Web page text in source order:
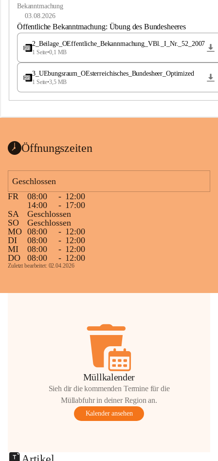
e
a
Bekanntmachung
03.08.2026
Öffentliche Bekanntmachung: Übung des Bundesheeres
2_Beilage_OEffentliche_Bekannmachung_VBl._I_Nr._52_2007
1 Seite•0,1 MB
3_UEbungsraum_OEsterreichisches_Bundesheer_Optimized
1 Seite•3,5 MB
Öffnungszeiten
Geschlossen
FR
08:00 - 12:00
14:00
- 17:00
SA
Geschlossen
SO
Geschlossen
MO 08:00 - 12:00
DI
08:00 - 12:00
MI
08:00 - 12:00
DO
08:00 - 12:00
Zuletzt bearbeitet: 02.04.2026
Müllkalender
Sieh dir die kommenden Termine für die
Müllabfuhr in deiner Region an.
Kalender ansehen